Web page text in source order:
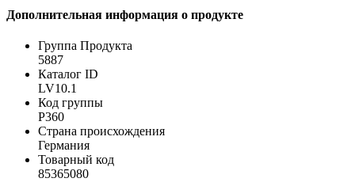
Дополнительная информация о продукте
Группа Продукта
5887
Каталог ID
LV10.1
Код группы
P360
Страна происхождения
Германия
Товарный код
85365080